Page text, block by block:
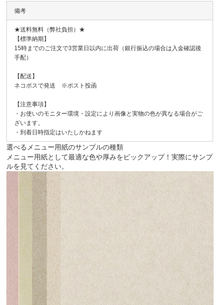
備考
★送料無料（弊社負担）★
【標準納期】
15時までのご注文で3営業日以内に出荷（銀行振込の場合は入金確認後
手配）
【配送】
ネコポスで発送 ※ポスト投函
【注意事項】
・お使いのモニター環境・設定により画像と実物の色が異なる場合がご
ざいます。
・到着日時指定はいたしかねます
選べるメニュー用紙のサンプルの種類
メニュー用紙として最適な色や厚みをピックアップ！実際にサンプ
ルを見てください。